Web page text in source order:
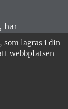
som lagras i din
webbplatsen
har
är
•